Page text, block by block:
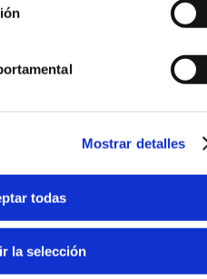
Mostrar detalles
todas
la selección